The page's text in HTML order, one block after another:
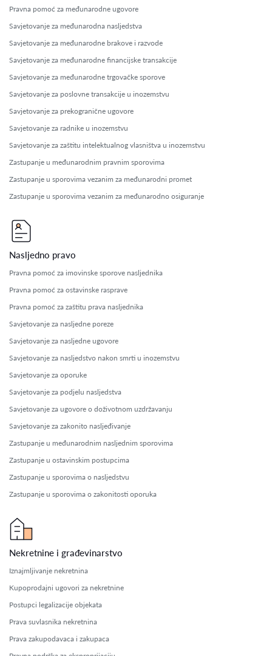
Pravna pomoć za međunarodne ugovore
Savjetovanje za međunarodna nasljedstva
Savjetovanje za međunarodne brakove i razvode
Savjetovanje za međunarodne financijske transakcije
Savjetovanje za međunarodne trgovačke sporove
Savjetovanje za poslovne transakcije u inozemstvu
Savjetovanje za prekogranične ugovore
Savjetovanje za radnike u inozemstvu
Savjetovanje za zaštitu intelektualnog vlasništva u inozemstvu
Zastupanje u međunarodnim pravnim sporovima
Zastupanje u sporovima vezanim za međunarodni promet
Zastupanje u sporovima vezanim za međunarodno osiguranje
Nasljedno pravo
Pravna pomoć za imovinske sporove nasljednika
Pravna pomoć za ostavinske rasprave
Pravna pomoć za zaštitu prava nasljednika
Savjetovanje za nasljedne poreze
Savjetovanje za nasljedne ugovore
Savjetovanje za nasljedstvo nakon smrti u inozemstvu
Savjetovanje za oporuke
Savjetovanje za podjelu nasljedstva
Savjetovanje za ugovore o doživotnom uzdržavanju
Savjetovanje za zakonito nasljeđivanje
Zastupanje u međunarodnim nasljednim sporovima
Zastupanje u ostavinskim postupcima
Zastupanje u sporovima o nasljedstvu
Zastupanje u sporovima o zakonitosti oporuka
Nekretnine i građevinarstvo
Iznajmljivanje nekretnina
Kupoprodajni ugovori za nekretnine
Postupci legalizacije objekata
Prava suvlasnika nekretnina
Prava zakupodavaca i zakupaca